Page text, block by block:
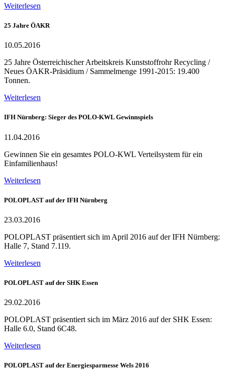
Weiterlesen
25 Jahre ÖAKR
10.05.2016
25 Jahre Österreichischer Arbeitskreis Kunststoffrohr Recycling /
Neues ÖAKR-Präsidium / Sammelmenge 1991-2015: 19.400
Tonnen.
Weiterlesen
IFH Nürnberg: Sieger des POLO-KWL Gewinnspiels
11.04.2016
Gewinnen Sie ein gesamtes POLO-KWL Verteilsystem für ein
Einfamilienhaus!
Weiterlesen
POLOPLAST auf der IFH Nürnberg
23.03.2016
POLOPLAST präsentiert sich im April 2016 auf der IFH Nürnberg:
Halle 7, Stand 7.119.
Weiterlesen
POLOPLAST auf der SHK Essen
29.02.2016
POLOPLAST präsentiert sich im März 2016 auf der SHK Essen:
Halle 6.0, Stand 6C48.
Weiterlesen
POLOPLAST auf der Energiesparmesse Wels 2016